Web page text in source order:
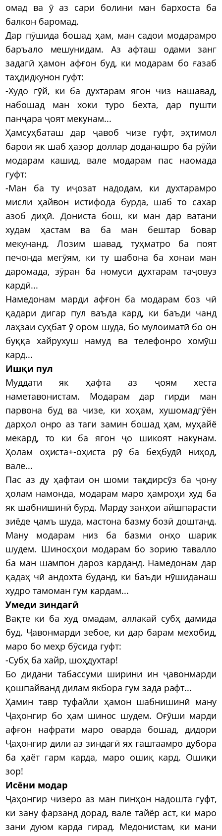
омад ва ӯ аз сари болини ман бархоста ба
балкон баромад.
Дар пӯшида бошад ҳам, ман садои модарамро
баръало мешунидам. Аз афташ одами занг
задагӣ ҳамон афғон буд, ки модарам бо ғазаб
таҳдидкунон гуфт:
-Худо гӯй, ки ба духтарам ягон чиз нашавад,
набошад ман хоки туро бехта, дар пушти
панҷара ҷоят мекунам...
Ҳамсуҳбаташ дар ҷавоб чизе гуфт, эҳтимол
барои як шаб ҳазор доллар доданашро ба рӯйи
модарам кашид, вале модарам пас наомада
гуфт:
-Ман ба ту иҷозат надодам, ки духтарамро
мисли ҳайвон истифода бурда, шаб то сахар
азоб диҳӣ. Дониста бош, ки ман дар ватани
худам ҳастам ва ба ман бештар бовар
мекунанд. Лозим шавад, туҳматро ба поят
печонда мегӯям, ки ту шабона ба хонаи ман
даромада, зӯран ба номуси духтарам таҷовуз
кардӣ...
Намедонам марди афғон ба модарам боз чӣ
қадари дигар пул ваъда кард, ки баъди чанд
лаҳзаи суҳбат ӯ ором шуда, бо мулоиматӣ бо он
буққа хайрухуш намуд ва телефонро хомӯш
кард...
Ишқи пул
Муддати як ҳафта аз ҷоям хеста
наметавонистам. Модарам дар гирди ман
парвона буд ва чизе, ки хоҳам, хушомадгӯён
дарҳол онро аз таги замин бошад ҳам, муҳайё
мекард, то ки ба ягон ҷо шикоят накунам.
Ҳолам оҳиста+-оҳиста рӯ ба беҳбудӣ ниҳод,
вале...
Пас аз ду ҳафтаи он шоми тақдирсӯз ба ҷону
ҳолам намонда, модарам маро ҳамроҳи худ ба
як шабнишинӣ бурд. Марду занҳои айшпарасти
зиёде ҷамъ шуда, мастона базму бозӣ доштанд.
Ману модарам низ ба базми онҳо шарик
шудем. Шиносҳои модарам бо зорию тавалло
ба ман шампон дароз карданд. Намедонам дар
қадаҳ чӣ андохта буданд, ки баъди нӯшиданаш
худро тамоман гум кардам...
Умеди зиндагӣ
Вақте ки ба худ омадам, аллакай субҳ дамида
буд. Ҷавонмарди зебое, ки дар барам мехобид,
маро бо меҳр бӯсида гуфт:
-Субҳ ба хайр, шоҳдухтар!
Бо дидани табассуми ширини ин ҷавонмарди
қошпайванд дилам якбора гум зада рафт...
Ҳамин тавр туфайли ҳамон шабнишинӣ ману
Ҷаҳонгир бо ҳам шинос шудем. Оғӯши марди
афғон нафрати маро оварда бошад, дидори
Ҷаҳонгир дили аз зиндагӣ ях гаштаамро дубора
ба ҳаёт гарм карда, маро ошиқ кард. Ошиқи
зор!
Исёни модар
Ҷаҳонгир чизеро аз ман пинҳон надошта гуфт,
ки зану фарзанд дорад, вале тайёр аст, ки маро
зани дуюм карда гирад. Медонистам, ки мани